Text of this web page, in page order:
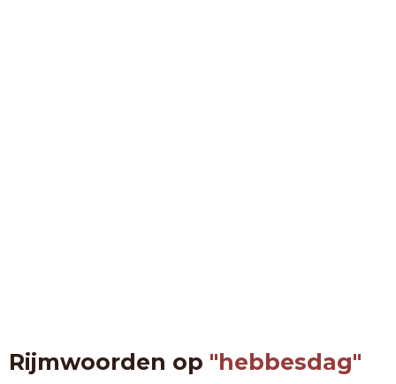
Rijmwoorden op "hebbesdag"